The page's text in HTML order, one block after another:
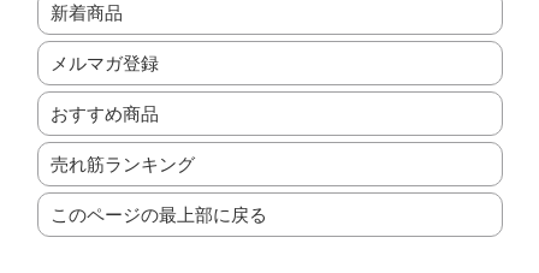
新着商品
メルマガ登録
おすすめ商品
売れ筋ランキング
このページの最上部に戻る